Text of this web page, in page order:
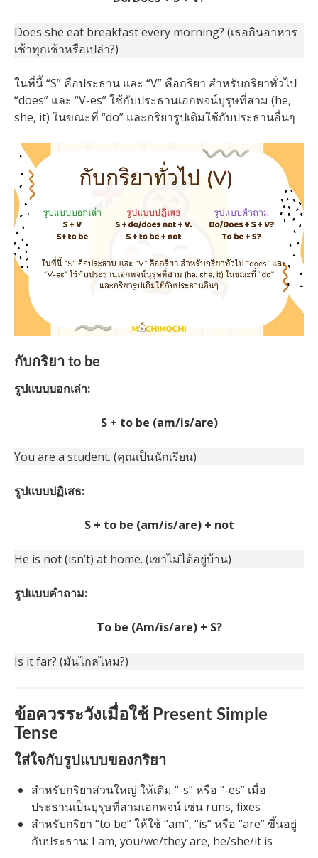
Does she eat breakfast every morning? (เธอกินอาหาร
เช้าทุกเช้าหรือเปล่า?)
ในที่นี้ “S” คือประธาน และ “V” คือกริยา สำหรับกริยาทั่วไป
“does” และ “V-es” ใช้กับประธานเอกพจน์บุรุษที่สาม (he,
she, it) ในขณะที่ “do” และกริยารูปเดิมใช้กับประธานอื่นๆ
กับกริยา to be
รูปแบบบอกเล่า:
S + to be (am/is/are)
You are a student. (คุณเป็นนักเรียน)
รูปแบบปฏิเสธ:
S + to be (am/is/are) + not
He is not (isn’t) at home. (เขาไม่ได้อยู่บ้าน)
รูปแบบคำถาม:
To be (Am/is/are) + S?
Is it far? (มันไกลไหม?)
ข้อควรระวังเมื่อใช้ Present Simple
Tense
ใส่ใจกับรูปแบบของกริยา
สำหรับกริยาส่วนใหญ่ ให้เติม “-s” หรือ “-es” เมื่อ
ประธานเป็นบุรุษที่สามเอกพจน์ เช่น runs, fixes
สำหรับกริยา “to be” ให้ใช้ “am”, “is” หรือ “are” ขึ้นอยู่
กับประธาน: I am, you/we/they are, he/she/it is